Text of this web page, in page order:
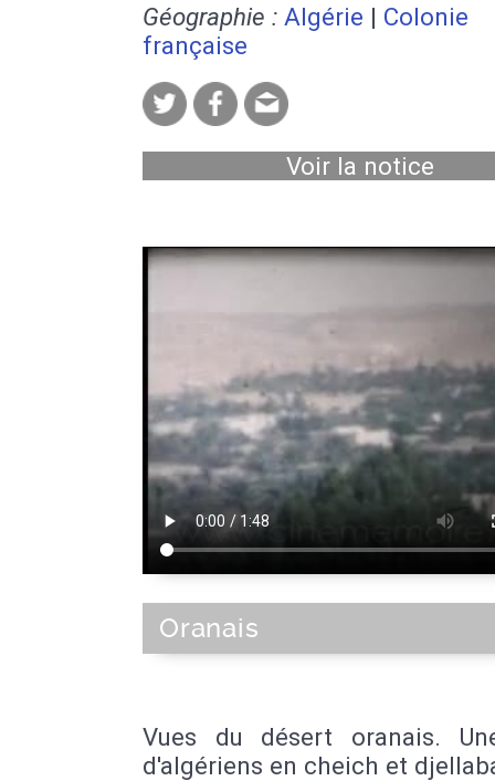
Géographie : Algérie | Colonie
française
Voir la notice
Oranais
Vues du désert oranais.
d'algériens en cheich et